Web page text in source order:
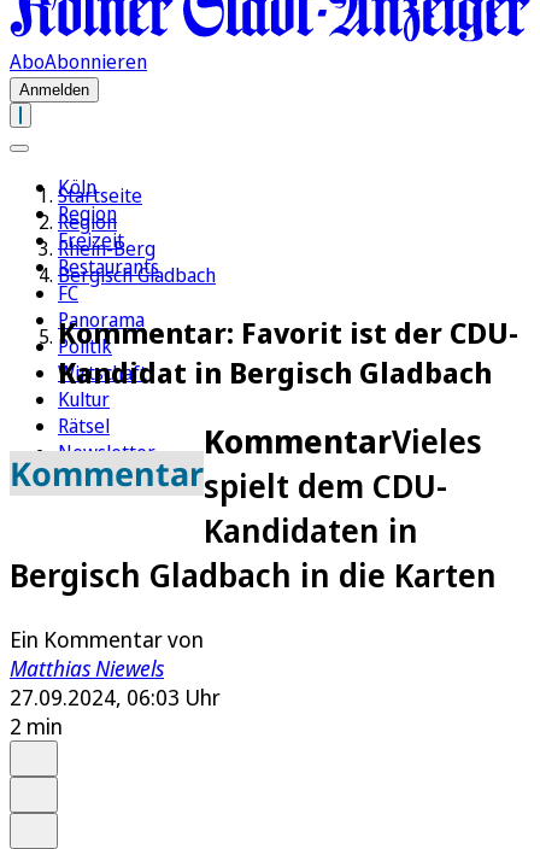
AboAbonnieren
Anmelden
Köln
Region
Freizeit
Restaurants
FC
Panorama
Politik
Wirtschaft
Kultur
Rätsel
Newsletter
E-Paper
Startseite
Region
Rhein-Berg
Bergisch Gladbach
Kommentar: Favorit ist der CDU-
Kandidat in Bergisch Gladbach
Kommentar
KommentarVieles
spielt dem CDU-
Kandidaten in
Bergisch Gladbach in die Karten
Ein Kommentar von
Matthias Niewels
27.09.2024, 06:03 Uhr
2 min